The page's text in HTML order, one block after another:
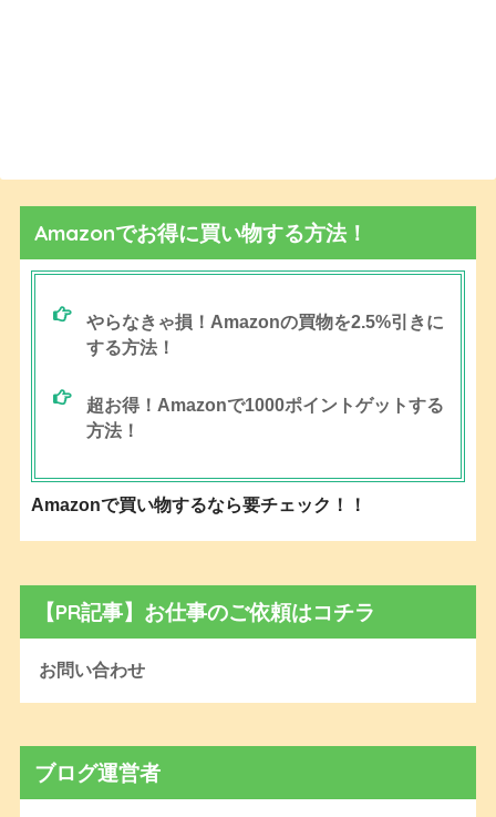
Amazonでお得に買い物する方法！
やらなきゃ損！Amazonの買物を2.5%引きに
する方法！
超お得！Amazonで1000ポイントゲットする
方法！
Amazonで買い物するなら要チェック！！
【PR記事】お仕事のご依頼はコチラ
お問い合わせ
ブログ運営者